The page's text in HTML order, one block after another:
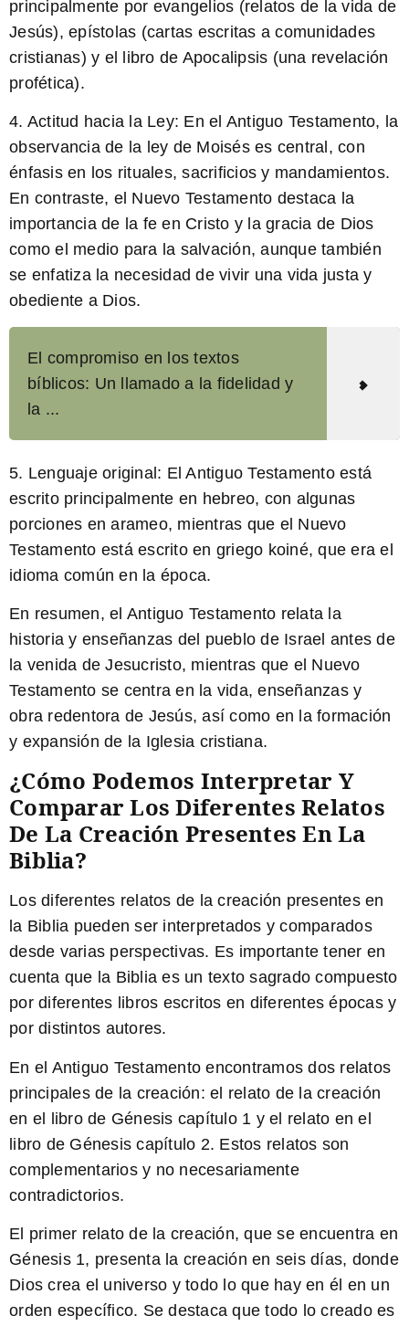
principalmente por evangelios (relatos de la vida de
Jesús), epístolas (cartas escritas a comunidades
cristianas) y el libro de Apocalipsis (una revelación
profética).
4. Actitud hacia la Ley: En el Antiguo Testamento, la
observancia de la ley de Moisés es central, con
énfasis en los rituales, sacrificios y mandamientos.
En contraste, el Nuevo Testamento destaca la
importancia de la fe en Cristo y la gracia de Dios
como el medio para la salvación, aunque también
se enfatiza la necesidad de vivir una vida justa y
obediente a Dios.
El compromiso en los textos
bíblicos: Un llamado a la fidelidad y
la ...
5. Lenguaje original: El Antiguo Testamento está
escrito principalmente en hebreo, con algunas
porciones en arameo, mientras que el Nuevo
Testamento está escrito en griego koiné, que era el
idioma común en la época.
En resumen, el Antiguo Testamento relata la
historia y enseñanzas del pueblo de Israel antes de
la venida de Jesucristo, mientras que el Nuevo
Testamento se centra en la vida, enseñanzas y
obra redentora de Jesús, así como en la formación
y expansión de la Iglesia cristiana.
¿Cómo Podemos Interpretar Y
Comparar Los Diferentes Relatos
De La Creación Presentes En La
Biblia?
Los diferentes relatos de la creación presentes en
la Biblia pueden ser interpretados y comparados
desde varias perspectivas. Es importante tener en
cuenta que la Biblia es un texto sagrado compuesto
por diferentes libros escritos en diferentes épocas y
por distintos autores.
En el Antiguo Testamento encontramos dos relatos
principales de la creación: el relato de la creación
en el libro de Génesis capítulo 1 y el relato en el
libro de Génesis capítulo 2. Estos relatos son
complementarios y no necesariamente
contradictorios.
El primer relato de la creación, que se encuentra en
Génesis 1, presenta la creación en seis días, donde
Dios crea el universo y todo lo que hay en él en un
orden específico. Se destaca que todo lo creado es